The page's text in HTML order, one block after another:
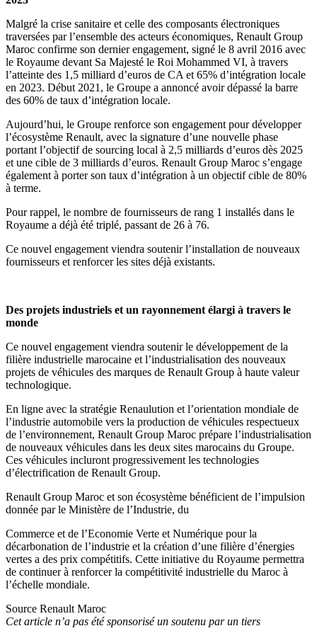
Malgré la crise sanitaire et celle des composants électroniques
traversées par l’ensemble des acteurs économiques, Renault Group
Maroc confirme son dernier engagement, signé le 8 avril 2016 avec
le Royaume devant Sa Majesté le Roi Mohammed VI, à travers
l’atteinte des 1,5 milliard d’euros de CA et 65% d’intégration locale
en 2023. Début 2021, le Groupe a annoncé avoir dépassé la barre
des 60% de taux d’intégration locale.
Aujourd’hui, le Groupe renforce son engagement pour développer
l’écosystème Renault, avec la signature d’une nouvelle phase
portant l’objectif de sourcing local à 2,5 milliards d’euros dès 2025
et une cible de 3 milliards d’euros. Renault Group Maroc s’engage
également à porter son taux d’intégration à un objectif cible de 80%
à terme.
Pour rappel, le nombre de fournisseurs de rang 1 installés dans le
Royaume a déjà été triplé, passant de 26 à 76.
Ce nouvel engagement viendra soutenir l’installation de nouveaux
fournisseurs et renforcer les sites déjà existants.
Des projets industriels et un rayonnement élargi à travers le
monde
Ce nouvel engagement viendra soutenir le développement de la
filière industrielle marocaine et l’industrialisation des nouveaux
projets de véhicules des marques de Renault Group à haute valeur
technologique.
En ligne avec la stratégie Renaulution et l’orientation mondiale de
l’industrie automobile vers la production de véhicules respectueux
de l’environnement, Renault Group Maroc prépare l’industrialisation
de nouveaux véhicules dans les deux sites marocains du Groupe.
Ces véhicules incluront progressivement les technologies
d’électrification de Renault Group.
Renault Group Maroc et son écosystème bénéficient de l’impulsion
donnée par le Ministère de l’Industrie, du
Commerce et de l’Economie Verte et Numérique pour la
décarbonation de l’industrie et la création d’une filière d’énergies
vertes a des prix compétitifs. Cette initiative du Royaume permettra
de continuer à renforcer la compétitivité industrielle du Maroc à
l’échelle mondiale.
Source Renault Maroc
Cet article n’a pas été sponsorisé un soutenu par un tiers